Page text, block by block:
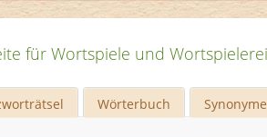
für Wortspiele und
Wörterbuch Synonyme